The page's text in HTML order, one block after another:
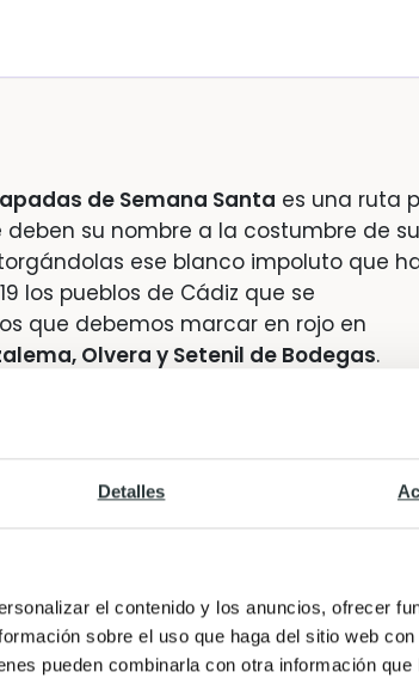
Detalles
el contenido y los anuncios, ofrecer
sobre el uso que haga del sitio web
pueden combinarla con otra información
de Semana Santa es una ruta
deben su nombre a la costumbre de
ese blanco impoluto que
los pueblos de Cádiz que se
que debemos marcar en rojo en
Olvera y Setenil de Bodegas.
conocer laciudad de Ibiza
, ya que
los meses de verano y las
vez allí hay que perderse por su casco
Domingo, recorrer las calles de
La MarinaySa Penyao descubrir uno